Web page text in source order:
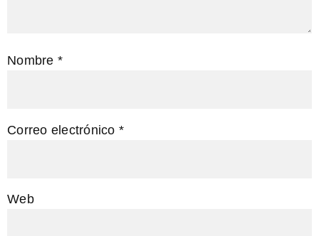
Nombre *
Correo electrónico *
Web